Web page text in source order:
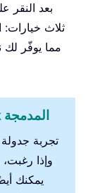
بعد
ثلاث خيارات:
مما يوفّر لك
🖱️ يعمل بالتوازي مع جدولة Outlook المدمجة
يمكنك